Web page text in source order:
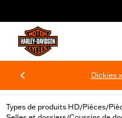
Dickies
Types de produits HD/Pièces/